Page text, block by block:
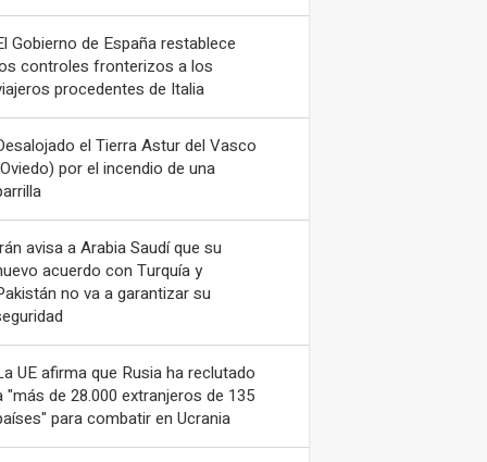
Gobierno de España restablece
controles fronterizos a los
procedentes de Italia
el Tierra Astur del Vasco
por el incendio de una
avisa a Arabia Saudí que su
acuerdo con Turquía y
no va a garantizar su
UE afirma que Rusia ha reclutado
"más de 28.000 extranjeros de 135
para combatir en Ucrania